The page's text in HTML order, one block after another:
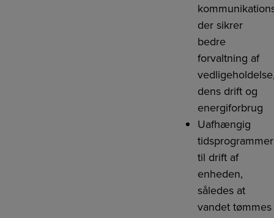
der sikrer
bedre
forvaltning af
dens drift og
energiforbrug
Uafhængig
til drift af
enheden,
således at
vandet tømmes